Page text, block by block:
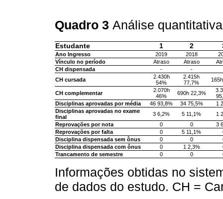
Quadro 3 Análise
Estudante 1 2
Ano Ingresso 2019 2018
Vínculo no período
Atraso Atraso
CH dispensada
- -
CH cursada
2.430h
54%
2.415h
77,7%
CH complementar
2.070h
46%
690h 22,3%
Disciplinas aprovadas por média
46 93,8% 34 75,5%
1
Disciplinas aprovadas no exame
final
3 6,2% 5 11,1%
1
Reprovações por nota
0 0
3
Reprovações por falta
0 5 11,1%
Disciplina dispensada sem ônus
0 0
Disciplina dispensada com ônus
0 1 2,3%
Trancamento de semestre
0 0
Informações obtidas no
de dados do estudo. CH =